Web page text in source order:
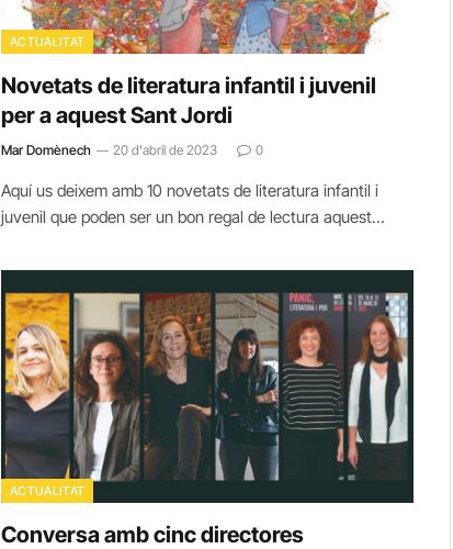
ACTUALITAT
Novetats de literatura infantil i juvenil
per a aquest Sant Jordi
Mar Domènech 20 d'abril de 2023 0
Aquí us deixem amb 10 novetats de literatura infantil i
juvenil que poden ser un bon regal de lectura aquest…
ACTUALITAT
Conversa amb cinc directores